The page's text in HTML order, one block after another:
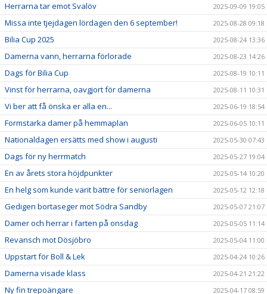
Herrarna tar emot Svalöv 2025-09-09 19:05
Missa inte tjejdagen lördagen den 6 september! 2025-08-28 09:18
Bilia Cup 2025 2025-08-24 13:36
Damerna vann, herrarna förlorade 2025-08-23 14:26
Dags för Bilia Cup 2025-08-19 10:11
Vinst för herrarna, oavgjort för damerna 2025-08-11 10:31
Vi ber att få önska er alla en... 2025-06-19 18:54
Formstarka damer på hemmaplan 2025-06-05 10:11
Nationaldagen ersätts med show i augusti 2025-05-30 07:43
Dags för ny herrmatch 2025-05-27 19:04
En av årets stora höjdpunkter 2025-05-14 10:20
En helg som kunde varit bättre för seniorlagen 2025-05-12 12:18
Gedigen bortaseger mot Södra Sandby 2025-05-07 21:07
Damer och herrar i farten på onsdag 2025-05-05 11:14
Revansch mot Dösjöbro 2025-05-04 11:00
Uppstart för Boll & Lek 2025-04-24 10:26
Damerna visade klass 2025-04-21 21:22
Ny fin trepoängare 2025-04-17 08:59